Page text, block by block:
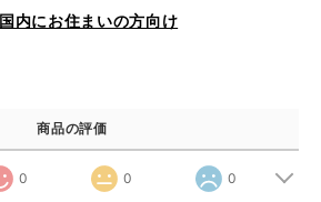
内にお住まいの方向け
商品の評価
0 0 0